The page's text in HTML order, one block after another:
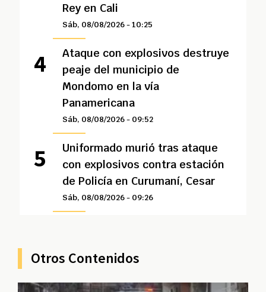
Rey en Cali
Sáb, 08/08/2026 - 10:25
Ataque con explosivos destruye
peaje del municipio de
Mondomo en la vía
Panamericana
Sáb, 08/08/2026 - 09:52
Uniformado murió tras ataque
con explosivos contra estación
de Policía en Curumaní, Cesar
Sáb, 08/08/2026 - 09:26
Otros Contenidos